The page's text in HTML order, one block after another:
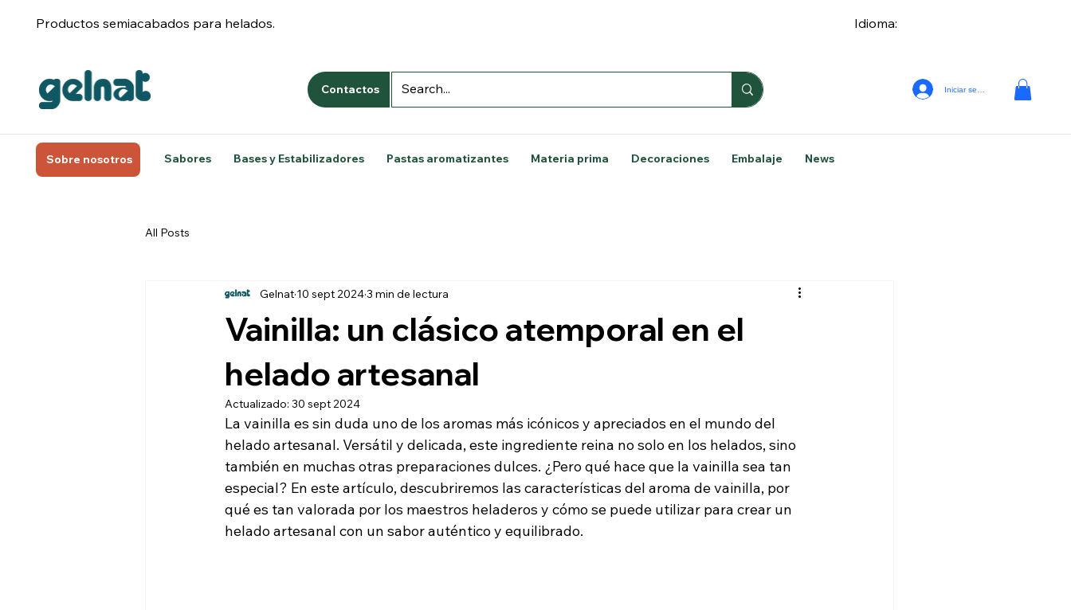
Idioma:
Productos semiacabados para helados.
Iniciar sesión
Contactos
Sobre nosotros Sabores Bases y Estabilizadores Pastas aromatizantes Materia prima Decoraciones Embalaje News
All Posts
Vainilla: un clásico atemporal en el
helado artesanal
Gelnat 10 sept 20243 min de lectura
Actualizado: 30 sept 2024
La vainilla es sin duda uno de los aromas más icónicos y apreciados en el mundo del
helado artesanal. Versátil y delicada, este ingrediente reina no solo en los helados, sino
también en muchas otras preparaciones dulces. ¿Pero qué hace que la vainilla sea tan
especial? En este artículo, descubriremos las características del aroma de vainilla, por
qué es tan valorada por los maestros heladeros y cómo se puede utilizar para crear un
helado artesanal con un sabor auténtico y equilibrado.